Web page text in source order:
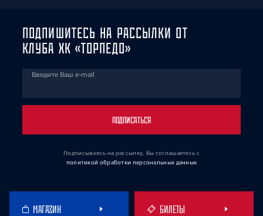
ПОДПИШИТЕСЬ НА РАССЫЛКИ ОТ
КЛУБА ХК «ТОРПЕДО»
Введите Ваш e-mail
ПОДПИСАТЬСЯ
Подписываясь на рассылку, Вы соглашаетесь с
политикой обработки персональных данных
МАГАЗИН БИЛЕТЫ